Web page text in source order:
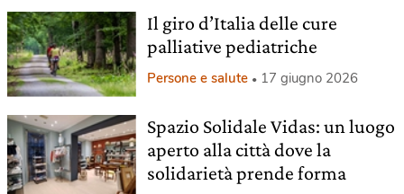
Il giro d’Italia delle cure
palliative pediatriche
Persone e salute 17 giugno 2026
Spazio Solidale Vidas: un luogo
aperto alla città dove la
solidarietà prende forma